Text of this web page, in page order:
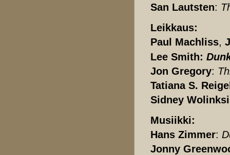
San Lautsten:
Leikkaus:
Paul Machliss,
Lee Smith:
Jon Gregory:
Tatiana S.
Sidney Wolinksi
Musiikki:
Hans Zimmer:
Jonny